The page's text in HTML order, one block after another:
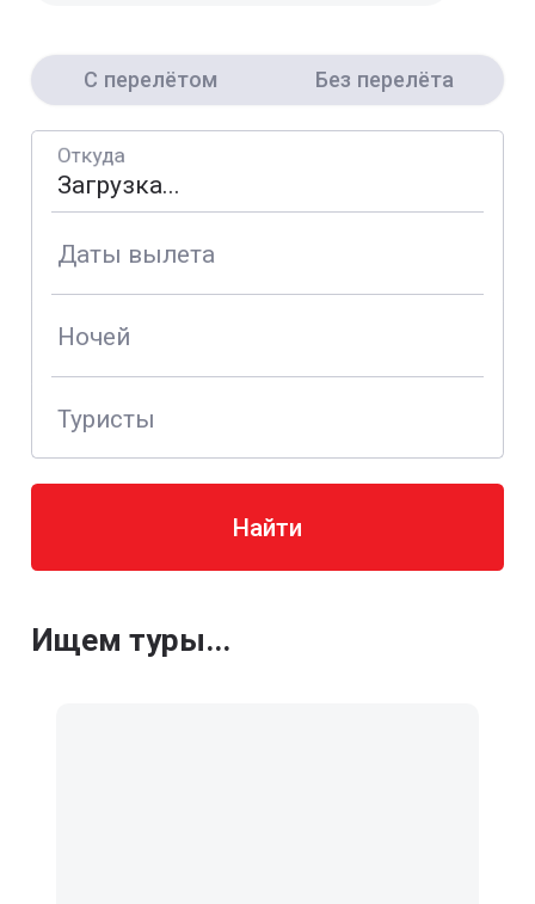
С перелётом Без перелёта
Откуда
Даты вылета
Ночей
Туристы
Найти
Ищем туры...